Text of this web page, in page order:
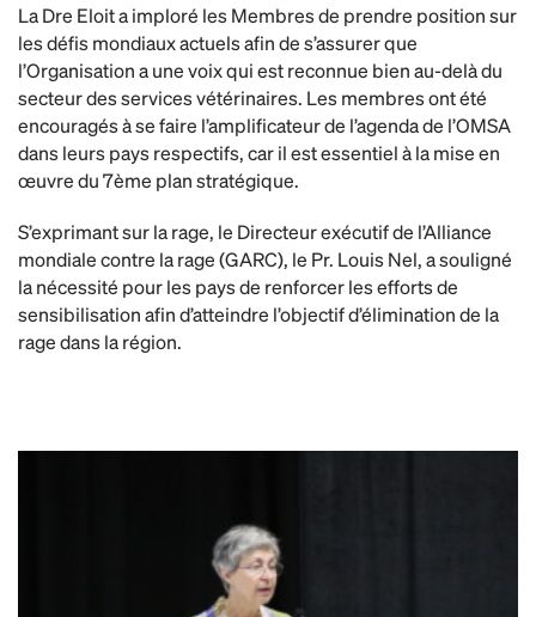
La Dre Eloit a imploré les Membres de prendre position sur
les défis mondiaux actuels afin de s’assurer que
l’Organisation a une voix qui est reconnue bien au-delà du
secteur des services vétérinaires. Les membres ont été
encouragés à se faire l’amplificateur de l’agenda de l’OMSA
dans leurs pays respectifs, car il est essentiel à la mise en
œuvre du 7ème plan stratégique.
S’exprimant sur la rage, le Directeur exécutif de l’Alliance
mondiale contre la rage (GARC), le Pr. Louis Nel, a souligné
la nécessité pour les pays de renforcer les efforts de
sensibilisation afin d’atteindre l’objectif d’élimination de la
rage dans la région.